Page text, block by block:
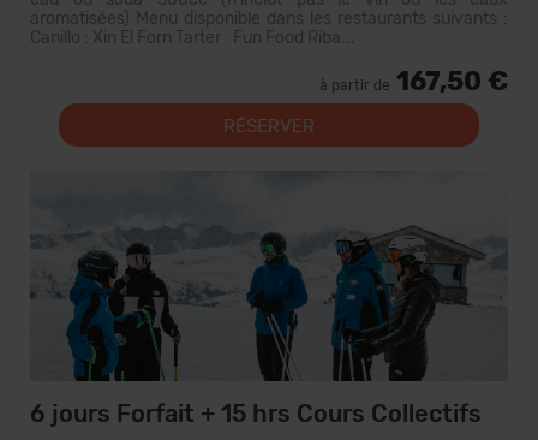
aromatisées) Menu disponible dans les restaurants suivants :
Canillo : Xiri El Forn Tarter : Fun Food Riba...
à partir de 167,50 €
RÉSERVER
6 jours Forfait + 15 hrs Cours Collectifs